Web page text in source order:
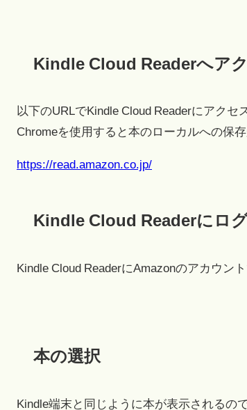
Kindle Cloud Readerへア
以下のURLでKindle Cloud Readerにアク
Chromeを使用すると本のローカルへの保
https://read.amazon.co.jp/
Kindle Cloud Readerにロ
Kindle Cloud ReaderにAmazonのアカウン
本の選択
Kindle端末と同じように本が表示されるの